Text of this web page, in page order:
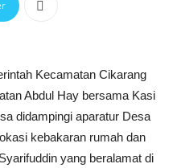
Kecamatan Cikarang
Abdul Hay bersama Kasi
didampingi aparatur Desa
kebakaran rumah dan
yang beralamat di